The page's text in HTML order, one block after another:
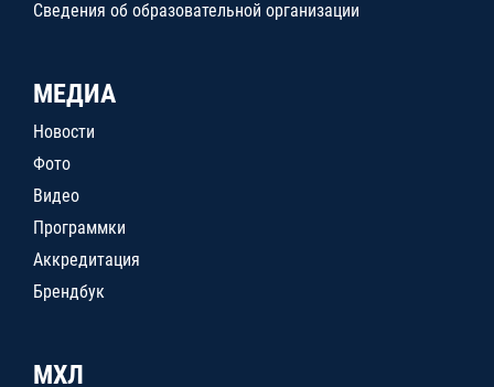
Сведения об образовательной организации
МЕДИА
Новости
Фото
Видео
Программки
Аккредитация
Брендбук
МХЛ